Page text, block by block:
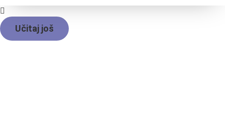
Učitaj još